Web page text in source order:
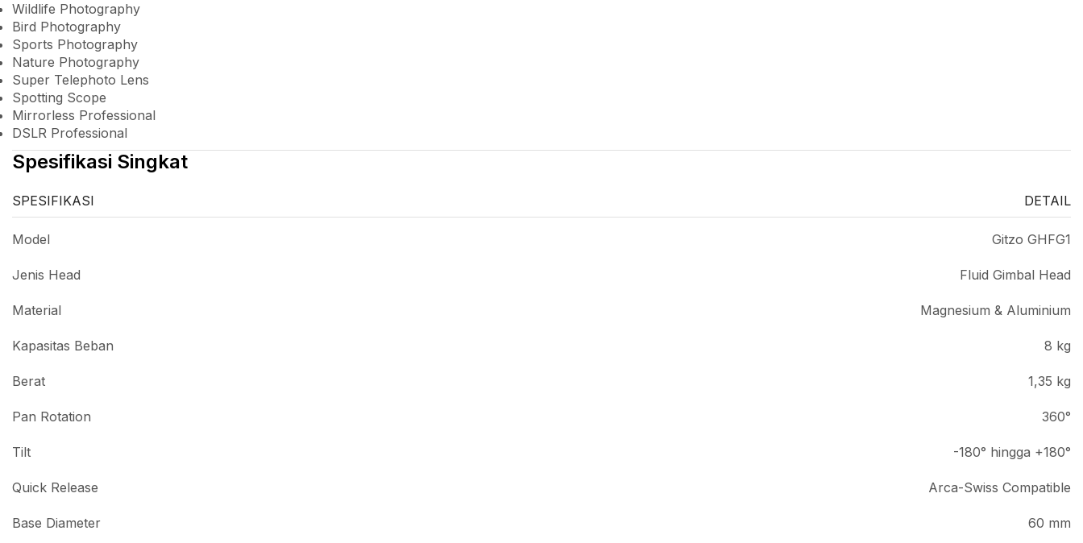
Wildlife Photography
Bird Photography
Sports Photography
Nature Photography
Super Telephoto Lens
Spotting Scope
Mirrorless Professional
DSLR Professional
Spesifikasi Singkat
SPESIFIKASI DETAIL
Model Gitzo GHFG1
Jenis Head Fluid Gimbal Head
Material Magnesium & Aluminium
Kapasitas Beban 8 kg
Berat 1,35 kg
Pan Rotation 360°
Tilt -180° hingga +180°
Quick Release Arca-Swiss Compatible
Base Diameter 60 mm